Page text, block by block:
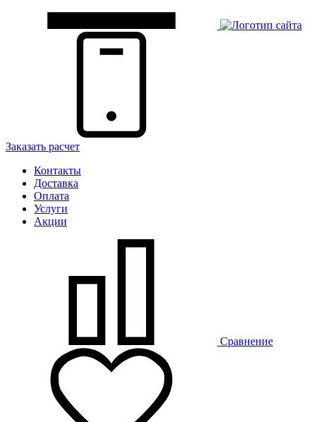
Заказать расчет
Контакты
Доставка
Оплата
Услуги
Акции
Сравнение